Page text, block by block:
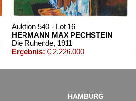
Auktion 540 - Lot 16
HERMANN MAX PECHSTEIN
Die Ruhende, 1911
Ergebnis: € 2.226.000
HAMBURG